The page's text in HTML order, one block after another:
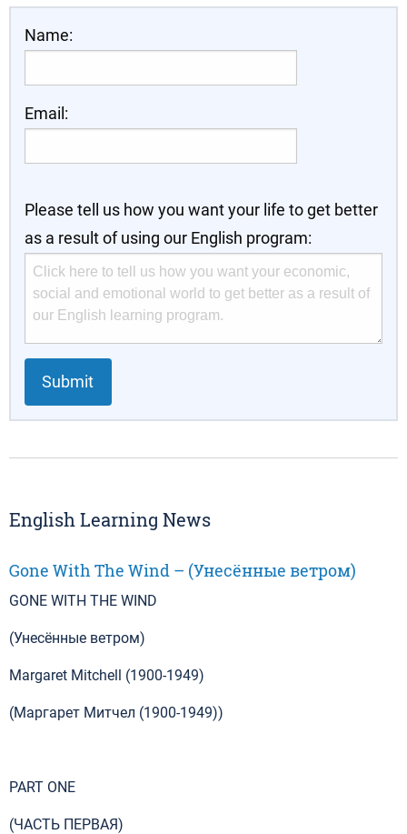
Name:
Email:
Please tell us how you want your life to get better
as a result of using our English program:
Submit
English Learning News
Gone With The Wind – (Унесённые ветром)
GONE WITH THE WIND
(Унесённые ветром)
Margaret Mitchell (1900-1949)
(Маргарет Митчел (1900-1949))
PART ONE
(ЧАСТЬ ПЕРВАЯ)